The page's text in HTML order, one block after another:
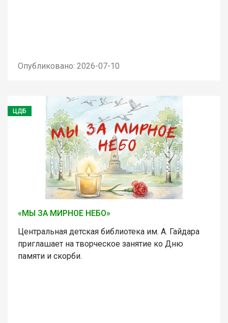
Опубликовано: 2026-07-10
ЦДБ
«МЫ ЗА МИРНОЕ НЕБО»
Центральная детская библиотека им. А. Гайдара
приглашает на творческое занятие ко Дню
памяти и скорби.